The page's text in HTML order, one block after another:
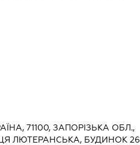
71100, ЗАПОРІЗЬКА ОБЛ.,
ЛЮТЕРАНСЬКА, БУДИНОК 26